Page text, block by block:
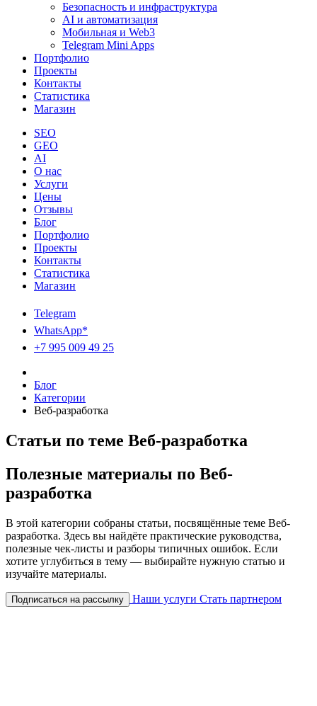
Безопасность и инфраструктура
AI и автоматизация
Мобильная и Web3
Telegram Mini Apps
Портфолио
Проекты
Контакты
Статистика
Магазин
SEO
GEO
AI
О нас
Услуги
Цены
Отзывы
Блог
Портфолио
Проекты
Контакты
Статистика
Магазин
Telegram
WhatsApp*
+7 995 009 49 25
Блог
Категории
Веб-разработка
Статьи по теме Веб-разработка
Полезные материалы по Веб-
разработка
В этой категории собраны статьи, посвящённые теме Веб-
разработка. Здесь вы найдёте практические руководства,
полезные чек-листы и разборы типичных ошибок. Если
хотите углубиться в тему — выбирайте нужную статью и
изучайте материалы.
Подписаться на рассылку Наши услуги Стать партнером